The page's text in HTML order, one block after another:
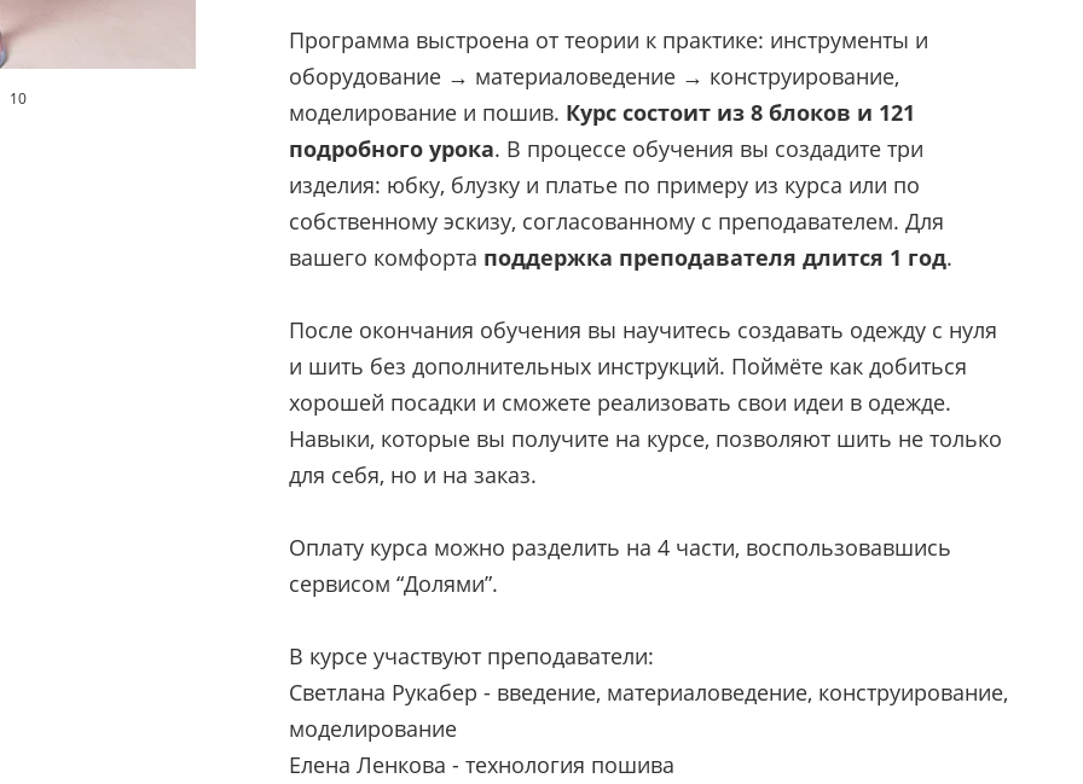
10
Программа выстроена от теории к практике: инструменты и
оборудование → материаловедение → конструирование,
моделирование и пошив. Курс состоит из 8 блоков и 121
подробного урока. В процессе обучения вы создадите три
изделия: юбку, блузку и платье по примеру из курса или по
собственному эскизу, согласованному с преподавателем. Для
вашего комфорта поддержка преподавателя длится 1 год.
После окончания обучения вы научитесь создавать одежду с нуля
и шить без дополнительных инструкций. Поймёте как добиться
хорошей посадки и сможете реализовать свои идеи в одежде.
Навыки, которые вы получите на курсе, позволяют шить не только
для себя, но и на заказ.
Оплату курса можно разделить на 4 части, воспользовавшись
сервисом “Долями”.
В курсе участвуют преподаватели:
Светлана Рукабер - введение, материаловедение, конструирование,
моделирование
Елена Ленкова - технология пошива